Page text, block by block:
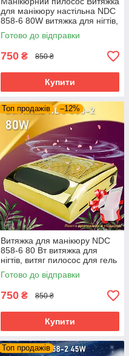
для манікюру настільна NDC
858-6 80W витяжка для нігтів,
гель-лаку, makeup
Готово до відправки
750 ₴ 850 ₴
Купити
Топ продажів –12%
Витяжка для манікюру NDC
858-6 80 Вт витяжка для
нігтів, витяг пилосос для гель
лаку makeup змінний нера
фільтр
Готово до відправки
750 ₴ 850 ₴
Купити
Топ продажів